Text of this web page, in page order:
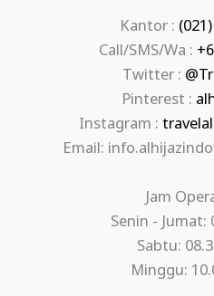
Kantor :
Call/SMS/Wa :
Twitter :
Pinterest :
Instagram :
Email:
Jam
Senin - Jumat:
Sabtu:
Minggu: